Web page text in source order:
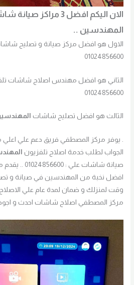
الان اليكم افضل 3
المهندسين ..
الاول هو افضل مركز صيانة و تصليح
01024856600
الثاني هو افضل مهندس اصلاح شاشات
01024856600
الثالث هو افضل تصليح شاشات
. يوفر مركز المصطفي فريق دعم علي
الجواب لطلب خدمة اصلاح تلفزيون
صيانة شاشات
افضل نخبة من المهندسين في صيانة و
وقت لمنزلك و ضمان لمدة عام علي
مركز المصطفي اصلاح شاشات احدث و اجود